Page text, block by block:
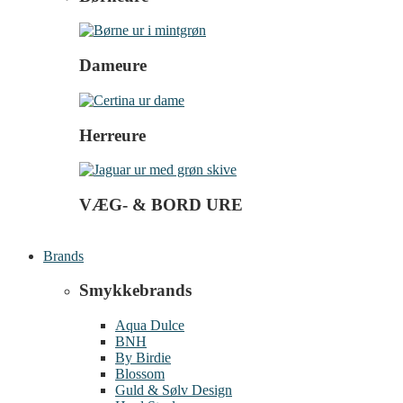
Dameure
Herreure
VÆG- & BORD URE
Brands
Smykkebrands
Aqua Dulce
BNH
By Birdie
Blossom
Guld & Sølv Design